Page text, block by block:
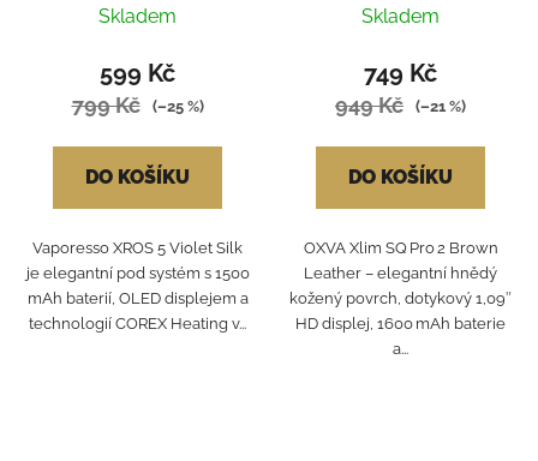
Skladem
599 Kč
799 Kč (–25 %)
DO KOŠÍKU
Vaporesso XROS 5 Violet Silk
je elegantní pod systém s 1500
mAh baterií, OLED displejem a
technologií COREX Heating v...
Skladem
749 Kč
949 Kč (–21 %)
DO KOŠÍKU
OXVA Xlim SQ Pro 2 Brown
Leather – elegantní hnědý
kožený povrch, dotykový 1,09″
HD displej, 1600 mAh baterie
a...